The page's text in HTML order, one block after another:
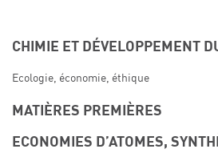
CHIMIE ET DÉVELOPPEMENT
Ecologie, économie, éthique
MATIÈRES PREMIÈRES
ECONOMIES D’ATOMES,